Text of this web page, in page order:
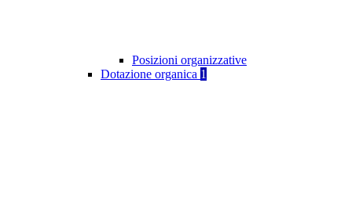
Posizioni organizzative
Dotazione organica 1